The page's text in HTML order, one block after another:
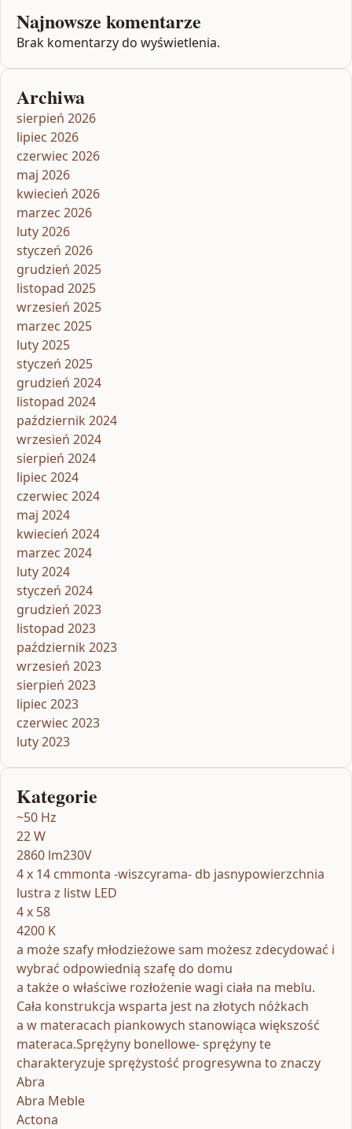
Najnowsze komentarze
Brak komentarzy do wyświetlenia.
Archiwa
sierpień 2026
lipiec 2026
czerwiec 2026
maj 2026
kwiecień 2026
marzec 2026
luty 2026
styczeń 2026
grudzień 2025
listopad 2025
wrzesień 2025
marzec 2025
luty 2025
styczeń 2025
grudzień 2024
listopad 2024
październik 2024
wrzesień 2024
sierpień 2024
lipiec 2024
czerwiec 2024
maj 2024
kwiecień 2024
marzec 2024
luty 2024
styczeń 2024
grudzień 2023
listopad 2023
październik 2023
wrzesień 2023
sierpień 2023
lipiec 2023
czerwiec 2023
luty 2023
Kategorie
~50 Hz
22 W
2860 lm230V
4 x 14 cmmonta -wiszcyrama- db jasnypowierzchnia
lustra z listw LED
4 x 58
4200 K
a może szafy młodzieżowe sam możesz zdecydować i
wybrać odpowiednią szafę do domu
a także o właściwe rozłożenie wagi ciała na meblu.
Cała konstrukcja wsparta jest na złotych nóżkach
a w materacach piankowych stanowiąca większość
materaca.Sprężyny bonellowe- sprężyny te
charakteryzuje sprężystość progresywna to znaczy
Abra
Abra Meble
Actona